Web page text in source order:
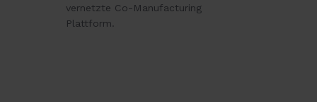
vernetzte Co-Manufacturing
Plattform.